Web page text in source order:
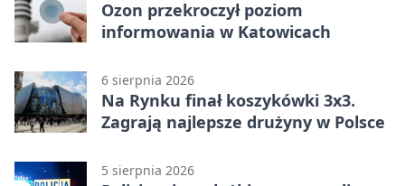
Ozon przekroczył poziom
informowania w Katowicach
6 sierpnia 2026
Na Rynku finał koszykówki 3x3.
Zagrają najlepsze drużyny w Polsce
5 sierpnia 2026